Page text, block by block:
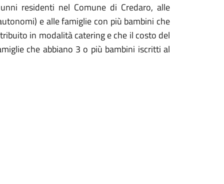
residenti nel Comune di Credaro, alle
e alle famiglie con più bambini che
in modalità catering e che il costo del
che abbiano 3 o più bambini iscritti al